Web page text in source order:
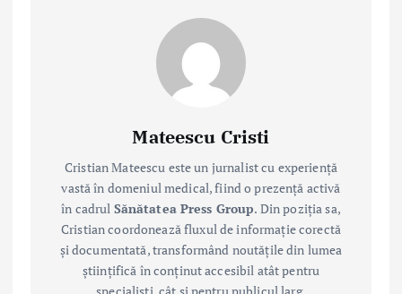
Mateescu Cristi
Cristian Mateescu este un jurnalist cu experiență
vastă în domeniul medical, fiind o prezență activă
în cadrul Sănătatea Press Group. Din poziția sa,
Cristian coordonează fluxul de informație corectă
și documentată, transformând noutățile din lumea
științifică în conținut accesibil atât pentru